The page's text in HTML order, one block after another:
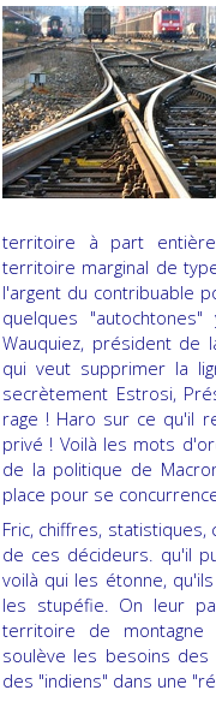
territoire à part
territoire marginal de
l'argent du contribuable
quelques
Wauquiez, président de
qui veut supprimer la
secrètement Estrosi,
rage ! Haro sur ce qu'il
privé ! Voilà les mots
de la politique de
place pour se
Fric, chiffres, statistiques,
de ces décideurs. qu'il
voilà qui les étonne,
les stupéfie. On leur
territoire de montagne
soulève les besoins des
des "indiens" dans une